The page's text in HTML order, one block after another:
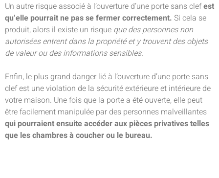
Un autre risque associé à l’ouverture d’une porte sans clefest
qu’elle pourrait ne pas se fermer correctement. Si cela se
produit, alors il existe un risque que des personnes non
autorisées entrent dans la propriété et y trouvent des objets
de valeur ou des informations sensibles.
Enfin, le plus grand danger lié à l’ouverture d’une porte sans
clef est une violation de la sécurité extérieure et intérieure de
votre maison. Une fois que la porte a été ouverte, elle peut
être facilement manipulée par des personnes malveillantes
qui pourraient ensuite accéder aux pièces privatives telles
que les chambres à coucher ou le bureau.